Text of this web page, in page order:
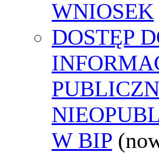
WNIOSEK
DOSTĘP
W BIP